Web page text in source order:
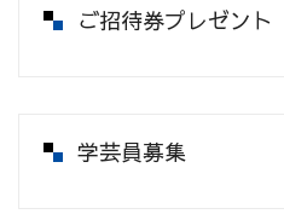
ご招待券プレゼント
学芸員募集